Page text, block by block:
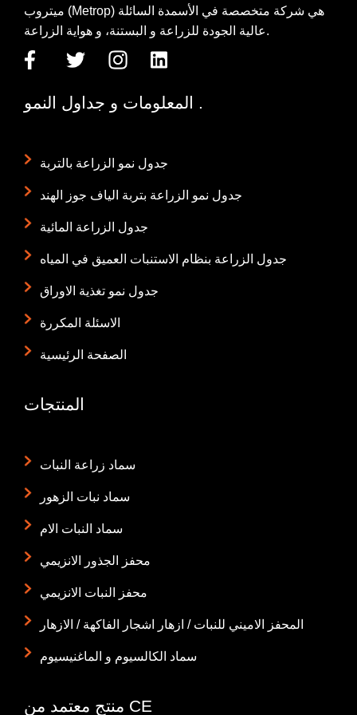
ميتروب (Metrop) هي شركة متخصصة في الأسمدة السائلة
عالية الجودة للزراعة و البستنة، و هواية الزراعة.
المعلومات و جداول النمو .
جدول نمو الزراعة بالتربة
جدول نمو الزراعة بتربة الياف جوز الهند
جدول الزراعة المائية
جدول الزراعة بنظام الاستنبات العميق في المياه
جدول نمو تغذية الاوراق
الاسئلة المكررة
الصفحة الرئيسية
المنتجات
سماد زراعة النبات
سماد نبات الزهور
سماد النبات الام
محفز الجذور الانزيمي
محفز النبات الانزيمي
المحفز الاميني للنبات / ازهار اشجار الفاكهة / الازهار
سماد الكالسيوم و الماغنيسيوم
منتج معتمد من CE